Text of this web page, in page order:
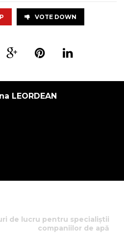
VOTE DOWN
LEORDEAN
de lucru pentru specialiștii
companiilor de apă